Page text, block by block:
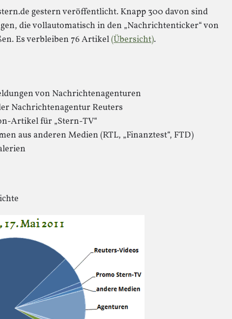
gestern veröffentlicht. Knapp 300 davon sind
die vollautomatisch in den „Nachrichtenticker“ von
Es verbleiben 76 Artikel(Übersicht).
von Nachrichtenagenturen
Nachrichtenagentur Reuters
Artikel für „Stern-TV“
aus anderen Medien (RTL, „Finanztest“, FTD)